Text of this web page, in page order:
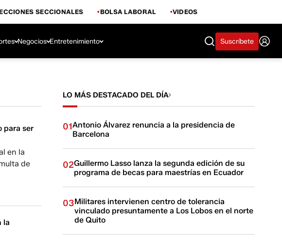
SECCIONALES BOLSA LABORAL VIDEOS
Negocios Entretenimiento Suscríbete
para ser
en la
de
la
LO MÁS DESTACADO DEL DÍA
01Antonio Álvarez renuncia a la presidencia de
Barcelona
02Guillermo Lasso lanza la segunda edición de su
programa de becas para maestrías en Ecuador
03Militares intervienen centro de tolerancia
vinculado presuntamente a Los Lobos en el norte
de Quito